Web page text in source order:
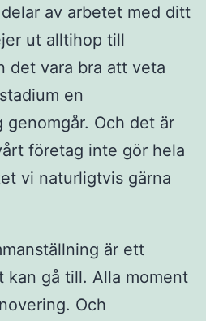
av arbetet med ditt
ut alltihop till
det vara bra att veta
en
genomgår. Och det är
företag inte gör hela
vi naturligtvis gärna
är ett
kan gå till. Alla moment
Och